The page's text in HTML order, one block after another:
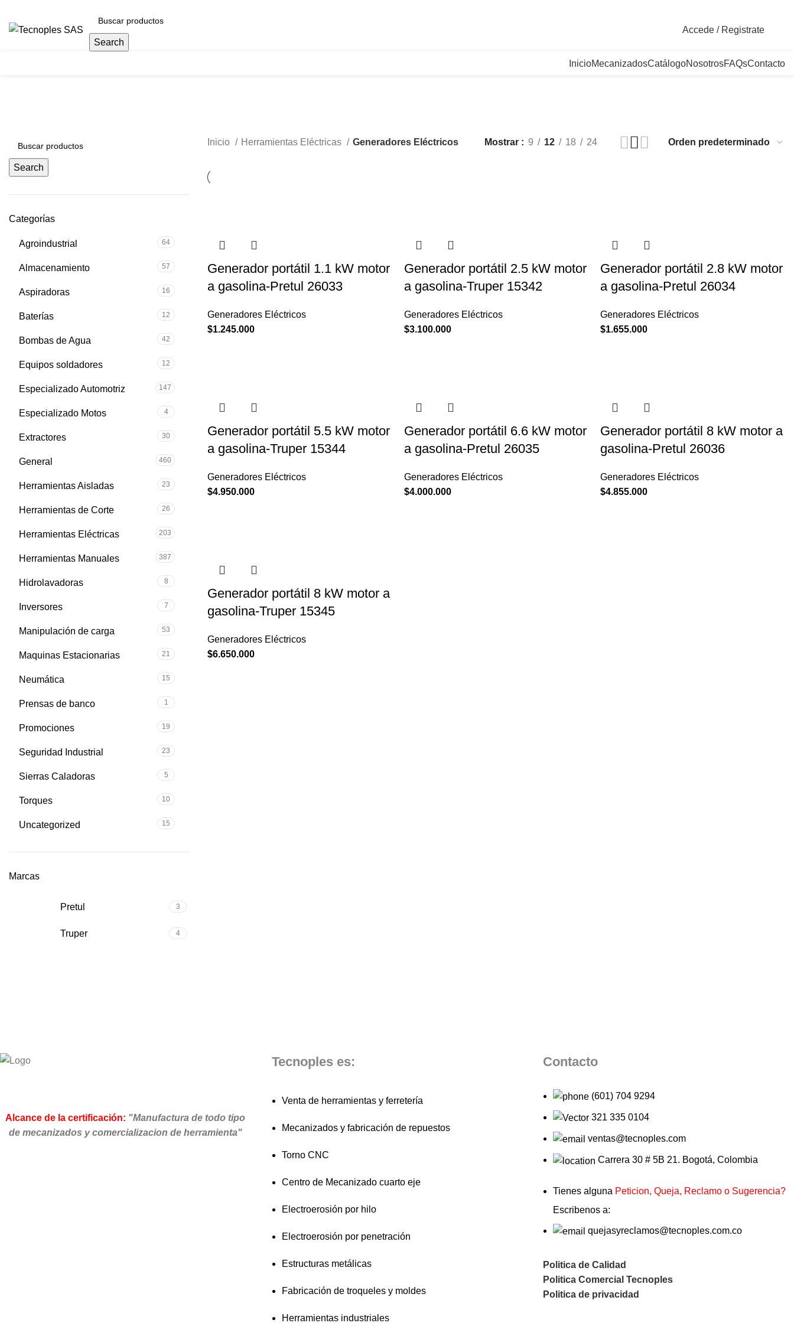
Search
Accede / Registrate
InicioMecanizadosCatálogoNosotrosFAQsContacto
Search
Categorías
Agroindustrial 64
Almacenamiento 57
Aspiradoras 16
Baterías 12
Bombas de Agua 42
Equipos soldadores 12
Especializado Automotriz 147
Especializado Motos 4
Extractores 30
General 460
Herramientas Aisladas 23
Herramientas de Corte 26
Herramientas Eléctricas 203
Herramientas Manuales 387
Hidrolavadoras 8
Inversores 7
Manipulación de carga 53
Maquinas Estacionarias 21
Neumática 15
Prensas de banco 1
Promociones 19
Seguridad Industrial 23
Sierras Caladoras 5
Torques 10
Uncategorized 15
Marcas
Pretul 3
Truper 4
Inicio Herramientas Eléctricas Generadores Eléctricos Mostrar 9 12 18 24
Generador portátil 1.1 kW motor
a gasolina-Pretul 26033
Generadores Eléctricos
$1.245.000
Generador portátil 2.5 kW motor
a gasolina-Truper 15342
Generadores Eléctricos
$3.100.000
Generador portátil 2.8 kW motor
a gasolina-Pretul 26034
Generadores Eléctricos
$1.655.000
Generador portátil 5.5 kW motor
a gasolina-Truper 15344
Generadores Eléctricos
$4.950.000
Generador portátil 6.6 kW motor
a gasolina-Pretul 26035
Generadores Eléctricos
$4.000.000
Generador portátil 8 kW motor a
gasolina-Pretul 26036
Generadores Eléctricos
$4.855.000
Generador portátil 8 kW motor a
gasolina-Truper 15345
Generadores Eléctricos
$6.650.000
Alcance de la certificación: "Manufactura de todo tipo
de mecanizados y comercializacion de herramienta"
Tecnoples es:
Venta de herramientas y ferretería
Mecanizados y fabricación de repuestos
Torno CNC
Centro de Mecanizado cuarto eje
Electroerosión por hilo
Electroerosión por penetración
Estructuras metálicas
Fabricación de troqueles y moldes
Herramientas industriales
Contacto
(601) 704 9294
321 335 0104
ventas@tecnoples.com
Carrera 30 # 5B 21. Bogotá, Colombia
Tienes alguna Peticion, Queja, Reclamo o Sugerencia?
Escribenos a:
quejasyreclamos@tecnoples.com.co
Politica de Calidad
Politica Comercial Tecnoples
Politica de privacidad